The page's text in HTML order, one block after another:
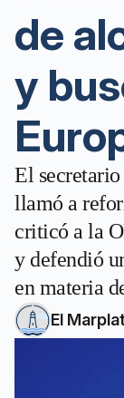
de
y
El secretario
llamó a
criticó a la
y defendió
en materia
El